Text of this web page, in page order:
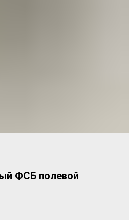
ФСБ полевой